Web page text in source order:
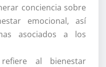
conciencia sobre
emocional, así
asociados a los
al bienestar